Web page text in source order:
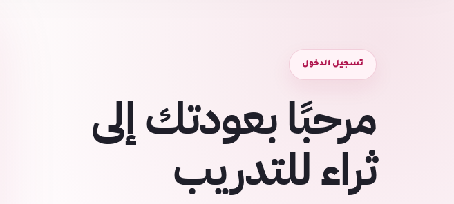
تسجيل الدخول
مرحبًا بعودتك إلى
ثراء للتدريب